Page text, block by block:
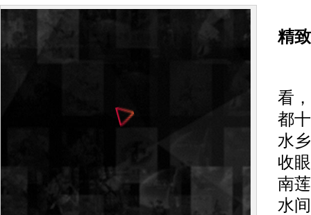
精
看
都
水
收
南
水